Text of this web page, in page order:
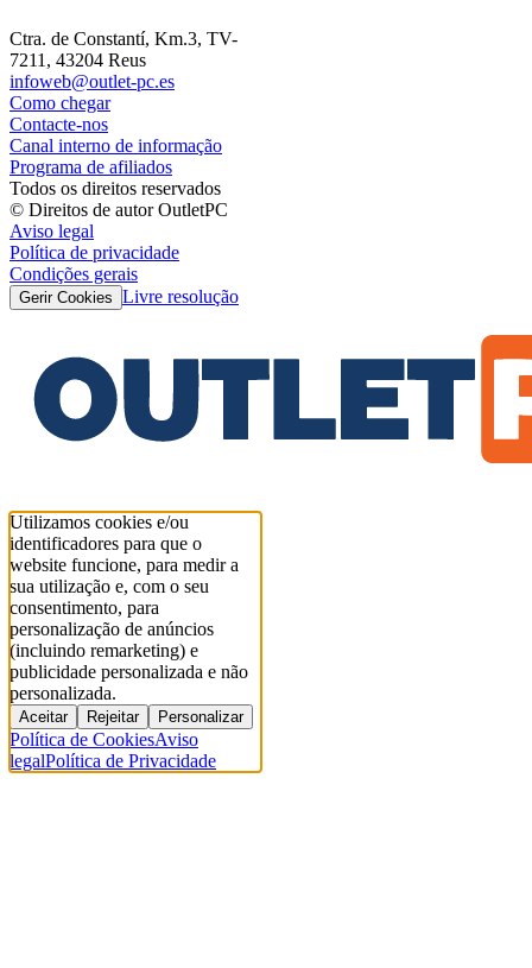
Ctra. de Constantí, Km.3, TV-
7211, 43204 Reus
infoweb@outlet-pc.es
Como chegar
Contacte-nos
Canal interno de informação
Programa de afiliados
Todos os direitos reservados
© Direitos de autor OutletPC
Aviso legal
Política de privacidade
Condições gerais
Gerir Cookies Livre resolução
Utilizamos cookies e/ou
identificadores para que o
website funcione, para medir a
sua utilização e, com o seu
consentimento, para
personalização de anúncios
(incluindo remarketing) e
publicidade personalizada e não
personalizada.
Aceitar Rejeitar Personalizar
Política de CookiesAviso
legalPolítica de Privacidade